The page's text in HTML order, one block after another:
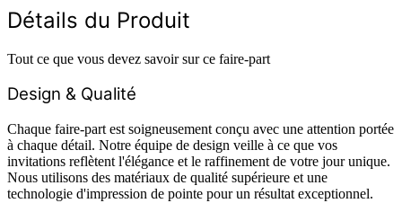
Détails du Produit
Tout ce que vous devez savoir sur ce faire-part
Design & Qualité
Chaque faire-part est soigneusement conçu avec une attention portée
à chaque détail. Notre équipe de design veille à ce que vos
invitations reflètent l'élégance et le raffinement de votre jour unique.
Nous utilisons des matériaux de qualité supérieure et une
technologie d'impression de pointe pour un résultat exceptionnel.